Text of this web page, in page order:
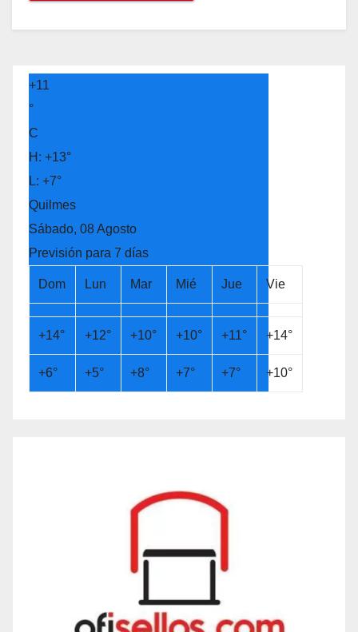
+11
°
C
H: +13°
L: +7°
Quilmes
Sábado, 08 Agosto
Previsión para 7 días
Dom Lun Mar Mié Jue Vie
+14° +12° +10° +10° +11° +14°
+6° +5° +8° +7° +7° +10°